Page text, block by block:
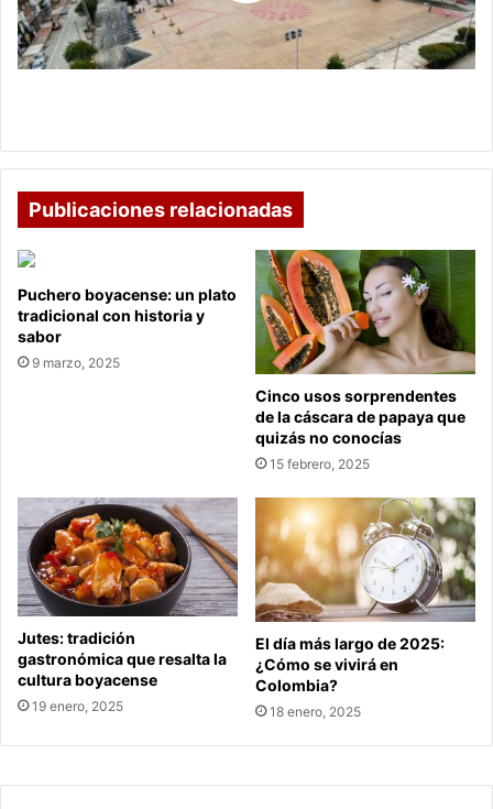
del
Premio
Colombia
Publicaciones relacionadas
Puchero boyacense: un plato
tradicional con historia y
sabor
9 marzo, 2025
Cinco usos sorprendentes
de la cáscara de papaya que
quizás no conocías
15 febrero, 2025
Jutes: tradición
gastronómica que resalta la
cultura boyacense
19 enero, 2025
El día más largo de 2025:
¿Cómo se vivirá en
Colombia?
18 enero, 2025